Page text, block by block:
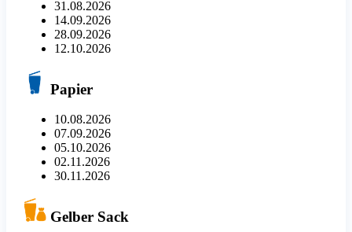
31.08.2026
14.09.2026
28.09.2026
12.10.2026
Papier
10.08.2026
07.09.2026
05.10.2026
02.11.2026
30.11.2026
Gelber Sack